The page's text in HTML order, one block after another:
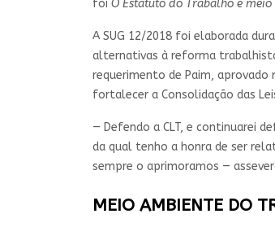
foi O Estatuto do Trabalho e
A SUG 12/2018 foi elaborada
alternativas à reforma
requerimento de Paim,
fortalecer a Consolidação das
— Defendo a CLT, e continuarei
da qual tenho a honra de ser
sempre o aprimoramos —
MEIO AMBIENTE DO